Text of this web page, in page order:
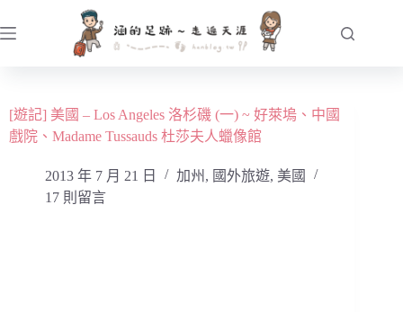
至
容[遊記] 美國 – Los Angeles 洛杉磯 (一) ~ 好萊塢、中國
戲院、Madame Tussauds 杜莎夫人蠟像館
2013 年 7 月 21 日 加州 , 國外旅遊, 美國
17 則留言